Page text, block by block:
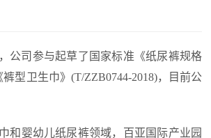
公司参与起草了国家标准《纸尿裤规格
型卫生巾》(T/ZZB0744-2018)，目前公
和婴幼儿纸尿裤领域，百亚国际产业园